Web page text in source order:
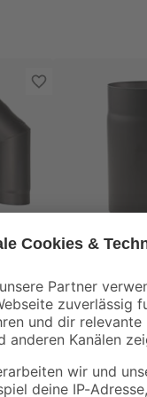
Rauchrohr
150 x 250
20,99€
83,96 € / Meter